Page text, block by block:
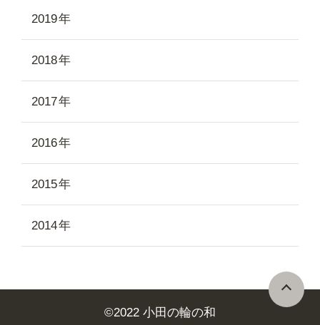
2019
2018
2017
2016
2015
2014
©2022 小田の輪の和